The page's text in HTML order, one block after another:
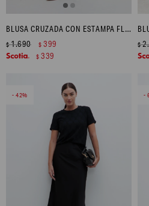
BLUSA CRUZADA CON ESTAMPA FLORAL - CELESTE
$1.690 $ 399
$ 339
$
42